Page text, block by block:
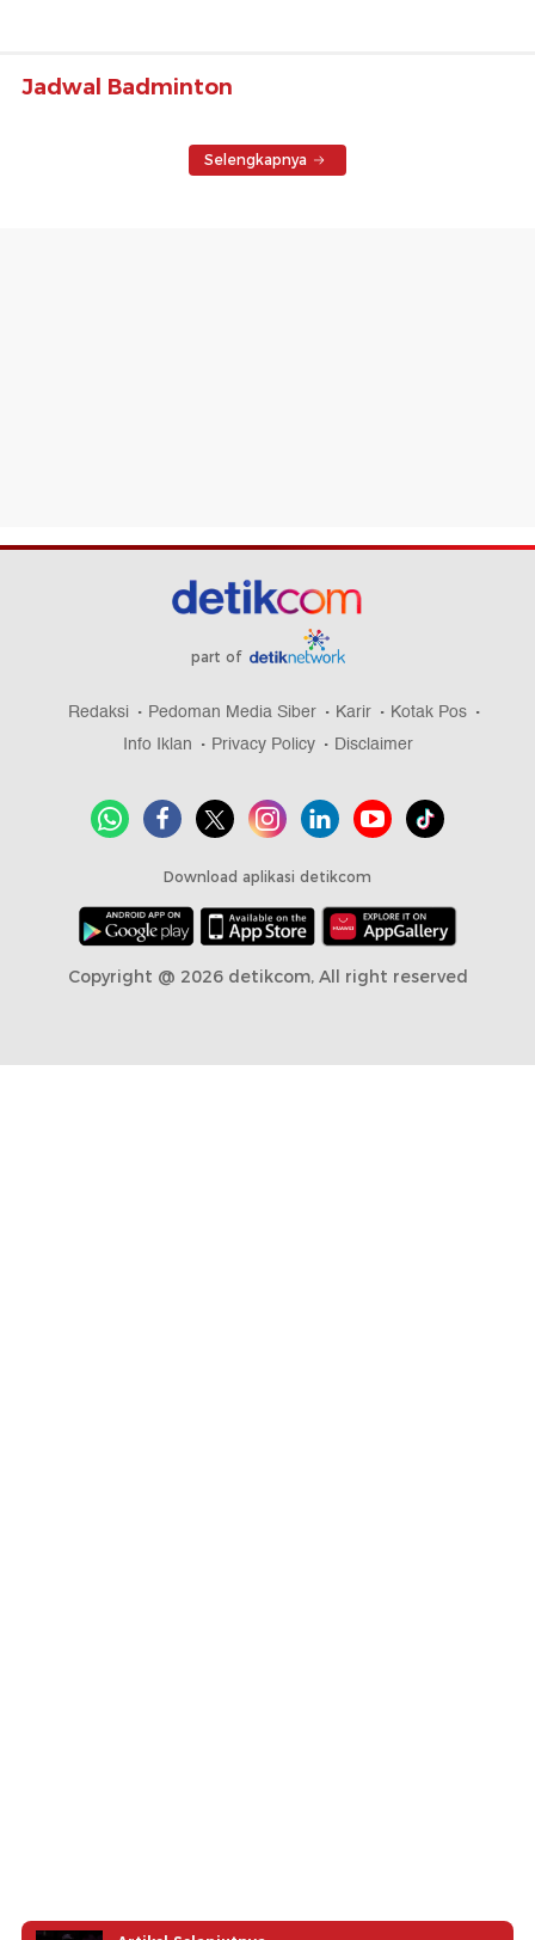
Jadwal Badminton
Selengkapnya
part of
Redaksi Pedoman Media Siber Karir
Kotak Pos
Info Iklan
Privacy Policy Disclaimer
Download aplikasi detikcom
Copyright @ 2026 detikcom, All right reserved